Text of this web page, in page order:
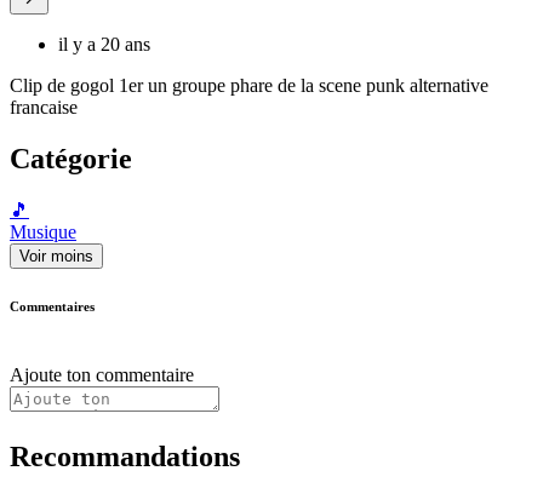
il y a 20 ans
Clip de gogol 1er un groupe phare de la scene punk alternative
francaise
Catégorie
🎵
Musique
Voir moins
Commentaires
Ajoute ton commentaire
Recommandations